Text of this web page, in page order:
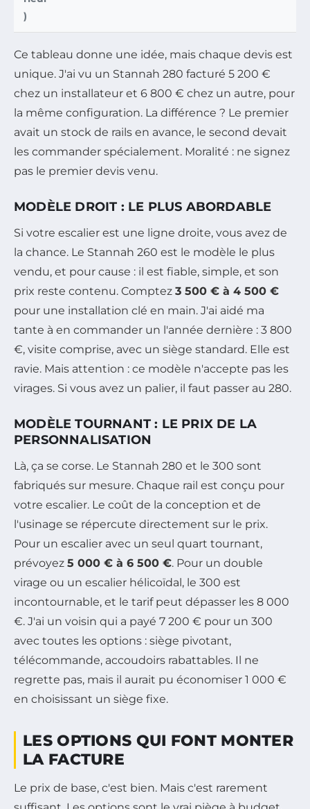
)
Ce tableau donne une idée, mais chaque devis est
unique. J'ai vu un Stannah 280 facturé 5 200 €
chez un installateur et 6 800 € chez un autre, pour
la même configuration. La différence ? Le premier
avait un stock de rails en avance, le second devait
les commander spécialement. Moralité : ne signez
pas le premier devis venu.
MODÈLE DROIT : LE PLUS ABORDABLE
Si votre escalier est une ligne droite, vous avez de
la chance. Le Stannah 260 est le modèle le plus
vendu, et pour cause : il est fiable, simple, et son
prix reste contenu. Comptez 3 500 € à 4 500 €
pour une installation clé en main. J'ai aidé ma
tante à en commander un l'année dernière : 3 800
€, visite comprise, avec un siège standard. Elle est
ravie. Mais attention : ce modèle n'accepte pas les
virages. Si vous avez un palier, il faut passer au 280.
MODÈLE TOURNANT : LE PRIX DE LA
PERSONNALISATION
Là, ça se corse. Le Stannah 280 et le 300 sont
fabriqués sur mesure. Chaque rail est conçu pour
votre escalier. Le coût de la conception et de
l'usinage se répercute directement sur le prix.
Pour un escalier avec un seul quart tournant,
prévoyez 5 000 € à 6 500 €. Pour un double
virage ou un escalier hélicoïdal, le 300 est
incontournable, et le tarif peut dépasser les 8 000
€. J'ai un voisin qui a payé 7 200 € pour un 300
avec toutes les options : siège pivotant,
télécommande, accoudoirs rabattables. Il ne
regrette pas, mais il aurait pu économiser 1 000 €
en choisissant un siège fixe.
LES OPTIONS QUI FONT MONTER
LA FACTURE
Le prix de base, c'est bien. Mais c'est rarement